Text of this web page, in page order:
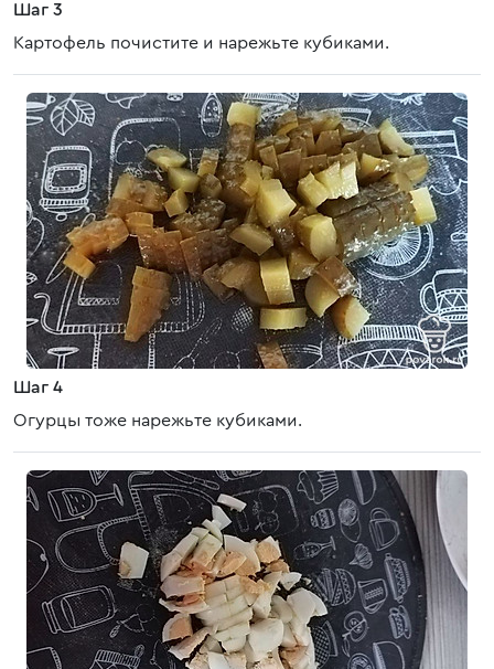
Шаг 3
Картофель почистите и нарежьте кубиками.
Шаг 4
Огурцы тоже нарежьте кубиками.